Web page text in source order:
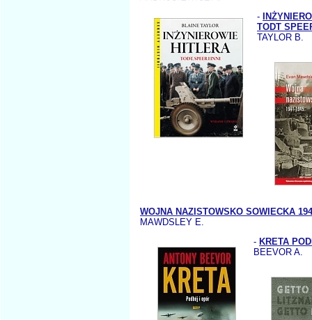
-
TODT
TAYLOR B.
WOJNA NAZISTOWSKO SOWIECKA
MAWDSLEY E.
- KRETA
BEEVOR A.